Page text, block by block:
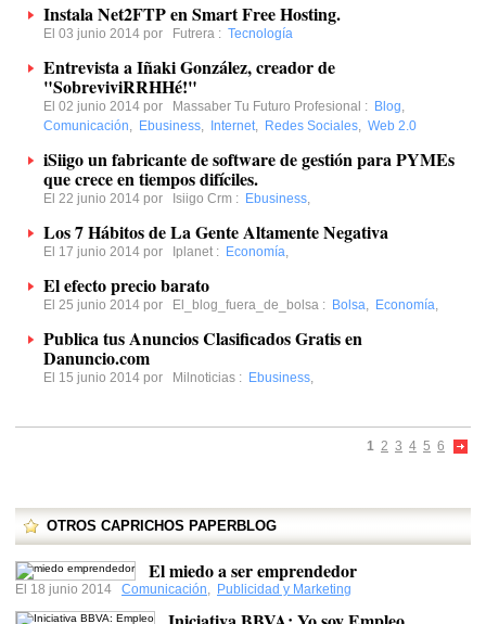
Instala Net2FTP en Smart Free Hosting.
El 03 junio 2014 por Futrera : Tecnología
Entrevista a Iñaki González, creador de
"SobreviviRRHHé!"
El 02 junio 2014 por Massaber Tu Futuro Profesional : Blog,
Comunicación, Ebusiness, Internet, Redes Sociales, Web 2.0
iSiigo un fabricante de software de gestión para PYMEs
que crece en tiempos difíciles.
El 22 junio 2014 por Isiigo Crm : Ebusiness,
Los 7 Hábitos de La Gente Altamente Negativa
El 17 junio 2014 por Iplanet : Economía,
El efecto precio barato
El 25 junio 2014 por El_blog_fuera_de_bolsa : Bolsa, Economía,
Publica tus Anuncios Clasificados Gratis en
Danuncio.com
El 15 junio 2014 por Milnoticias : Ebusiness,
1 2 3 4 5 6
OTROS CAPRICHOS PAPERBLOG
El miedo a ser emprendedor
El 18 junio 2014 Comunicación, Publicidad y Marketing